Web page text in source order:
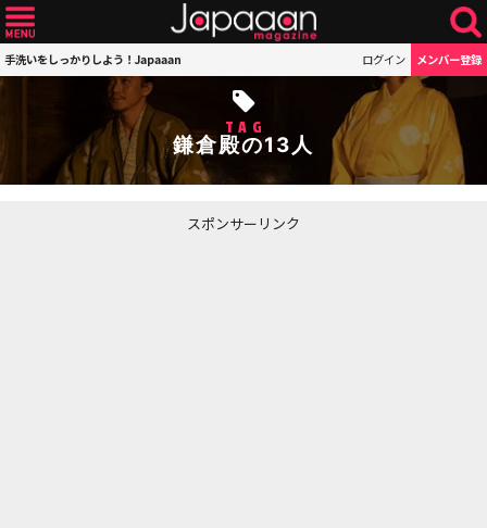
手洗いをしっかりしよう！Japaaan ログイン メンバー登録
TAG
鎌倉殿の13人
スポンサーリンク